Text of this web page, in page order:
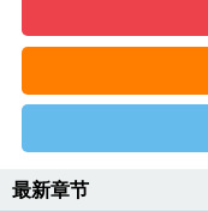
最新章节